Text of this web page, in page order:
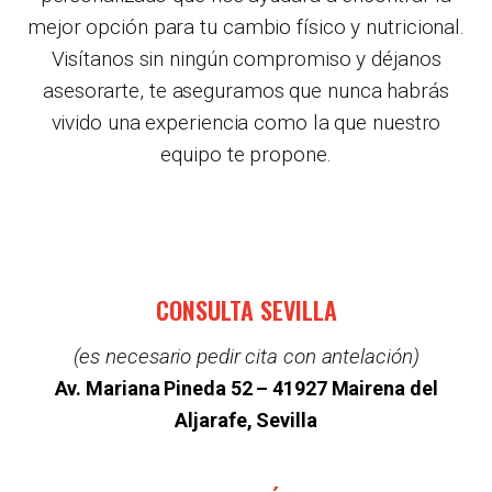
mejor opción para tu cambio físico y nutricional.
Visítanos sin ningún compromiso y déjanos
asesorarte, te aseguramos que nunca habrás
vivido una experiencia como la que nuestro
equipo te propone.
CONSULTA SEVILLA
(es necesario pedir cita con antelación)
Av. Mariana Pineda 52 –41927 Mairena del
Aljarafe, Sevilla